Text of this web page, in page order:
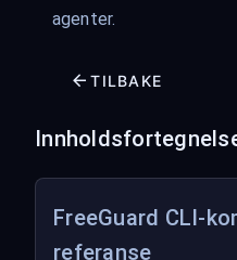
agenter.
TILBAKE
FreeGuard CLI-
referanse